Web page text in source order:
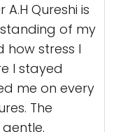
Qureshi is
of my
how stress I
I stayed
me on every
The